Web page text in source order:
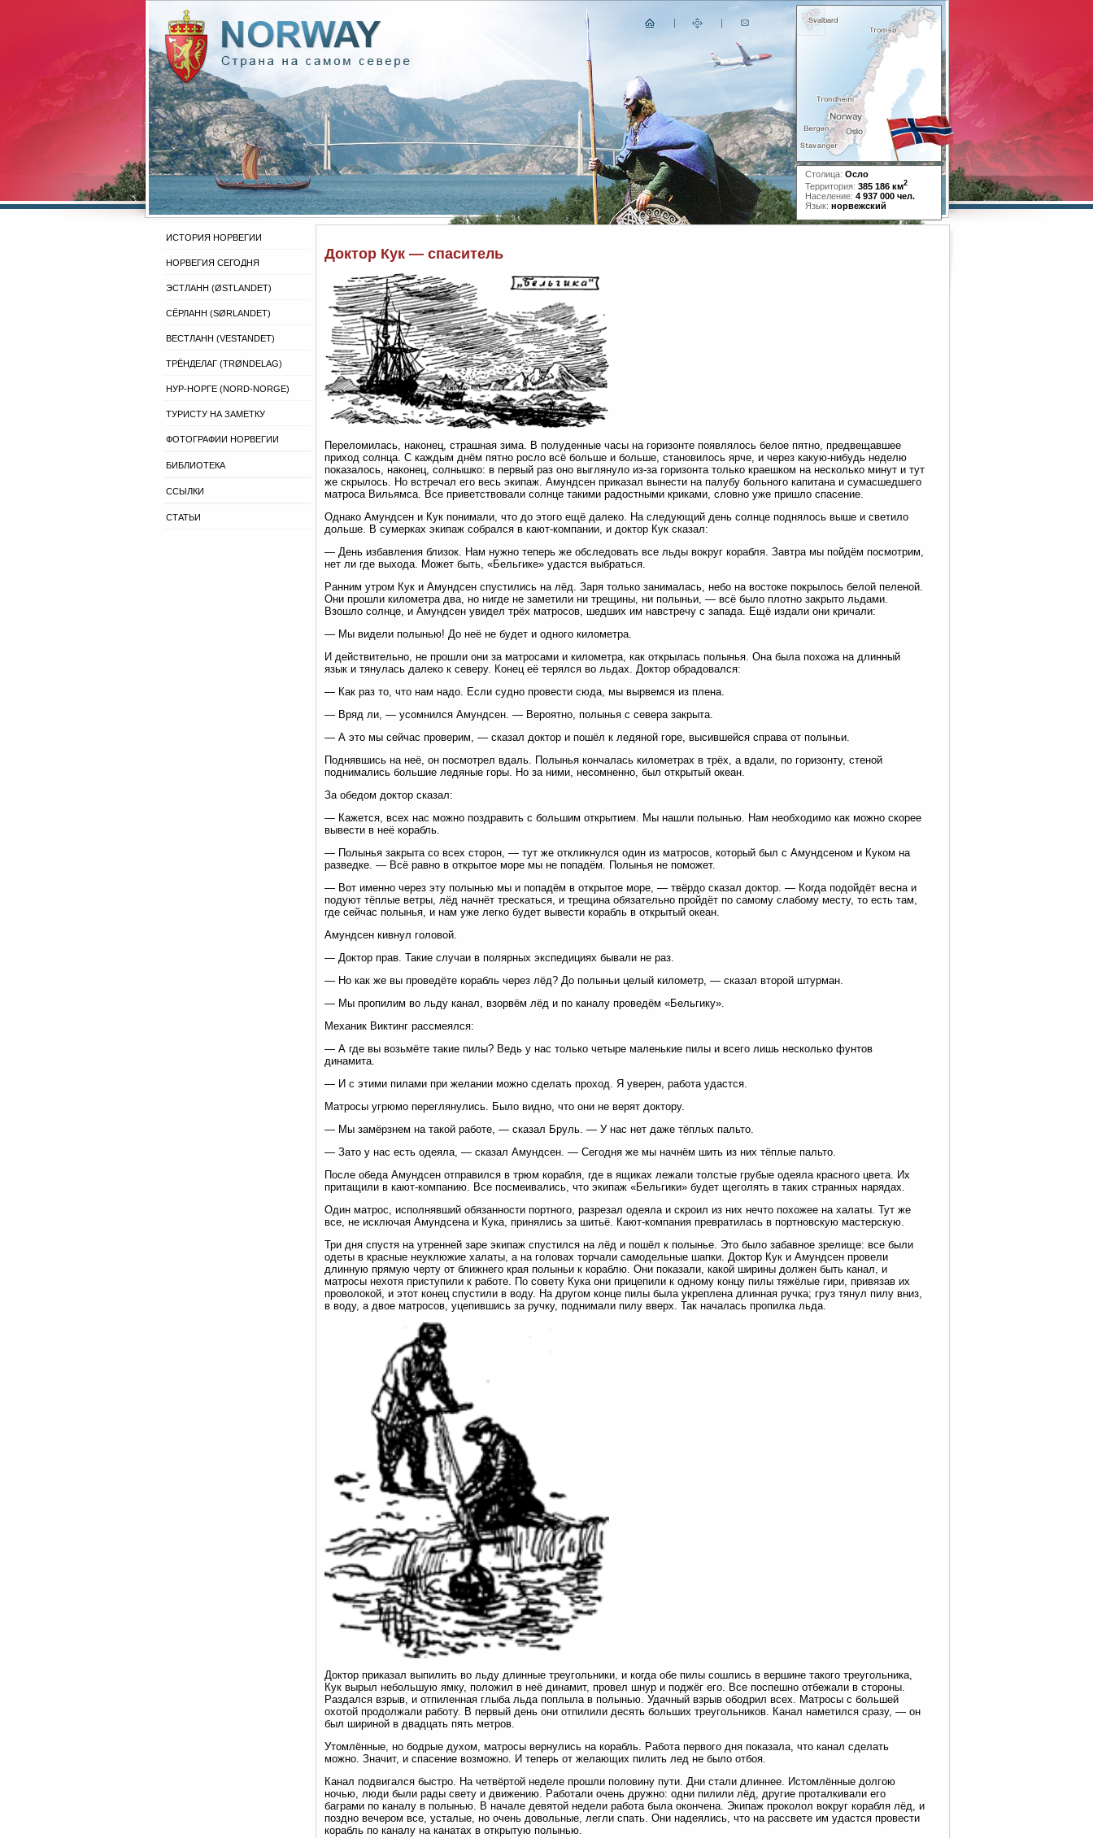
Столица: Осло
Территория: 385 186 км2
Население: 4 937 000 чел.
Язык: норвежский
ИСТОРИЯ НОРВЕГИИ
НОРВЕГИЯ СЕГОДНЯ
ЭСТЛАНН (ØSTLANDET)
СЁРЛАНН (SØRLANDET)
ВЕСТЛАНН (VESTANDET)
ТРЁНДЕЛАГ (TRØNDELAG)
НУР-НОРГЕ (NORD-NORGE)
ТУРИСТУ НА ЗАМЕТКУ
ФОТОГРАФИИ НОРВЕГИИ
БИБЛИОТЕКА
ССЫЛКИ
СТАТЬИ
Доктор Кук — спаситель
Переломилась, наконец, страшная зима. В полуденные часы на горизонте появлялось белое пятно, предвещавшее
приход солнца. С каждым днём пятно росло всё больше и больше, становилось ярче, и через какую-нибудь неделю
показалось, наконец, солнышко: в первый раз оно выглянуло из-за горизонта только краешком на несколько минут и тут
же скрылось. Но встречал его весь экипаж. Амундсен приказал вынести на палубу больного капитана и сумасшедшего
матроса Вильямса. Все приветствовали солнце такими радостными криками, словно уже пришло спасение.
Однако Амундсен и Кук понимали, что до этого ещё далеко. На следующий день солнце поднялось выше и светило
дольше. В сумерках экипаж собрался в кают-компании, и доктор Кук сказал:
— День избавления близок. Нам нужно теперь же обследовать все льды вокруг корабля. Завтра мы пойдём посмотрим,
нет ли где выхода. Может быть, «Бельгике» удастся выбраться.
Ранним утром Кук и Амундсен спустились на лёд. Заря только занималась, небо на востоке покрылось белой пеленой.
Они прошли километра два, но нигде не заметили ни трещины, ни полыньи, — всё было плотно закрыто льдами.
Взошло солнце, и Амундсен увидел трёх матросов, шедших им навстречу с запада. Ещё издали они кричали:
— Мы видели полынью! До неё не будет и одного километра.
И действительно, не прошли они за матросами и километра, как открылась полынья. Она была похожа на длинный
язык и тянулась далеко к северу. Конец её терялся во льдах. Доктор обрадовался:
— Как раз то, что нам надо. Если судно провести сюда, мы вырвемся из плена.
— Вряд ли, — усомнился Амундсен. — Вероятно, полынья с севера закрыта.
— А это мы сейчас проверим, — сказал доктор и пошёл к ледяной горе, высившейся справа от полыньи.
Поднявшись на неё, он посмотрел вдаль. Полынья кончалась километрах в трёх, а вдали, по горизонту, стеной
поднимались большие ледяные горы. Но за ними, несомненно, был открытый океан.
За обедом доктор сказал:
— Кажется, всех нас можно поздравить с большим открытием. Мы нашли полынью. Нам необходимо как можно скорее
вывести в неё корабль.
— Полынья закрыта со всех сторон, — тут же откликнулся один из матросов, который был с Амундсеном и Куком на
разведке. — Всё равно в открытое море мы не попадём. Полынья не поможет.
— Вот именно через эту полынью мы и попадём в открытое море, — твёрдо сказал доктор. — Когда подойдёт весна и
подуют тёплые ветры, лёд начнёт трескаться, и трещина обязательно пройдёт по самому слабому месту, то есть там,
где сейчас полынья, и нам уже легко будет вывести корабль в открытый океан.
Амундсен кивнул головой.
— Доктор прав. Такие случаи в полярных экспедициях бывали не раз.
— Но как же вы проведёте корабль через лёд? До полыньи целый километр, — сказал второй штурман.
— Мы пропилим во льду канал, взорвём лёд и по каналу проведём «Бельгику».
Механик Виктинг рассмеялся:
— А где вы возьмёте такие пилы? Ведь у нас только четыре маленькие пилы и всего лишь несколько фунтов
динамита.
— И с этими пилами при желании можно сделать проход. Я уверен, работа удастся.
Матросы угрюмо переглянулись. Было видно, что они не верят доктору.
— Мы замёрзнем на такой работе, — сказал Бруль. — У нас нет даже тёплых пальто.
— Зато у нас есть одеяла, — сказал Амундсен. — Сегодня же мы начнём шить из них тёплые пальто.
После обеда Амундсен отправился в трюм корабля, где в ящиках лежали толстые грубые одеяла красного цвета. Их
притащили в кают-компанию. Все посмеивались, что экипаж «Бельгики» будет щеголять в таких странных нарядах.
Один матрос, исполнявший обязанности портного, разрезал одеяла и скроил из них нечто похожее на халаты. Тут же
все, не исключая Амундсена и Кука, принялись за шитьё. Кают-компания превратилась в портновскую мастерскую.
Три дня спустя на утренней заре экипаж спустился на лёд и пошёл к полынье. Это было забавное зрелище: все были
одеты в красные неуклюжие халаты, а на головах торчали самодельные шапки. Доктор Кук и Амундсен провели
длинную прямую черту от ближнего края полыньи к кораблю. Они показали, какой ширины должен быть канал, и
матросы нехотя приступили к работе. По совету Кука они прицепили к одному концу пилы тяжёлые гири, привязав их
проволокой, и этот конец спустили в воду. На другом конце пилы была укреплена длинная ручка; груз тянул пилу вниз,
в воду, а двое матросов, уцепившись за ручку, поднимали пилу вверх. Так началась пропилка льда.
Доктор приказал выпилить во льду длинные треугольники, и когда обе пилы сошлись в вершине такого треугольника,
Кук вырыл небольшую ямку, положил в неё динамит, провел шнур и поджёг его. Все поспешно отбежали в стороны.
Раздался взрыв, и отпиленная глыба льда поплыла в полынью. Удачный взрыв ободрил всех. Матросы с большей
охотой продолжали работу. В первый день они отпилили десять больших треугольников. Канал наметился сразу, — он
был шириной в двадцать пять метров.
Утомлённые, но бодрые духом, матросы вернулись на корабль. Работа первого дня показала, что канал сделать
можно. Значит, и спасение возможно. И теперь от желающих пилить лед не было отбоя.
Канал подвигался быстро. На четвёртой неделе прошли половину пути. Дни стали длиннее. Истомлённые долгою
ночью, люди были рады свету и движению. Работали очень дружно: одни пилили лёд, другие проталкивали его
баграми по каналу в полынью. В начале девятой недели работа была окончена. Экипаж проколол вокруг корабля лёд, и
поздно вечером все, усталые, но очень довольные, легли спать. Они надеялись, что на рассвете им удастся провести
корабль по каналу на канатах в открытую полынью.